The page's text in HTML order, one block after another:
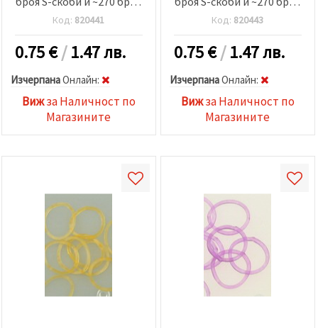
ластички 18 мм -
електрик прозрачни
сини
Код: 820441
0.75€/1.47 лв.
ИзчерпанаOнлайн:
Вижза Наличност по
Магазините
ластички 18 мм
-прозрачни розови
Код: 820443
0.75€/1.47 лв.
ИзчерпанаOнлайн:
Вижза Наличност по
Магазините